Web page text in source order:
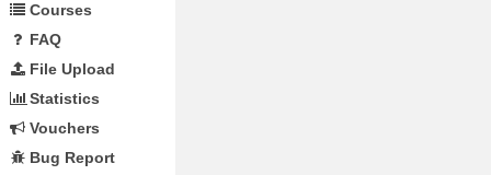
Courses
FAQ
File Upload
Statistics
Vouchers
Bug Report